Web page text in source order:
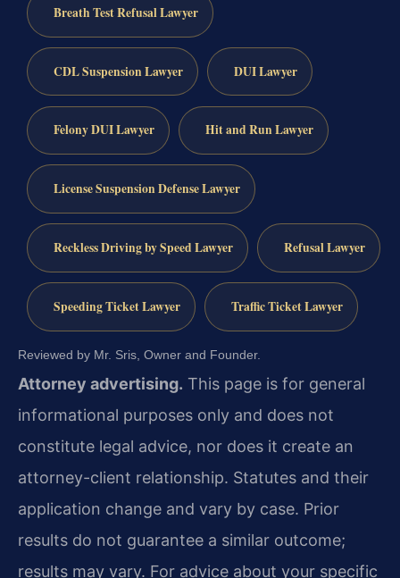
Breath Test Refusal Lawyer
CDL Suspension Lawyer DUI Lawyer
Felony DUI Lawyer Hit and Run Lawyer
License Suspension Defense Lawyer
Reckless Driving by Speed Lawyer Refusal Lawyer
Speeding Ticket Lawyer Traffic Ticket Lawyer
Reviewed by Mr. Sris, Owner and Founder.
Attorney advertising. This page is for general
informational purposes only and does not
constitute legal advice, nor does it create an
attorney-client relationship. Statutes and their
application change and vary by case. Prior
results do not guarantee a similar outcome;
results may vary. For advice about your specific